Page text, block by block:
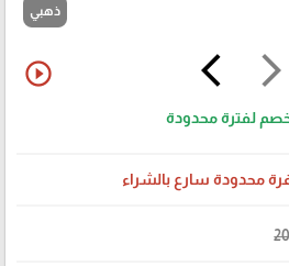
ذهبي
arrow_forward_ios
arrow_back_ios
play_circle_outline
لفترة محدودة
محدودة سارع بالشراء